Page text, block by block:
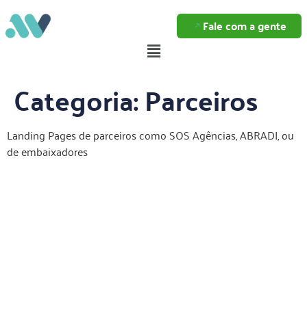
Fale com a gente
Categoria:Parceiros
Landing Pages de parceiros como SOS Agências, ABRADI, ou
de embaixadores